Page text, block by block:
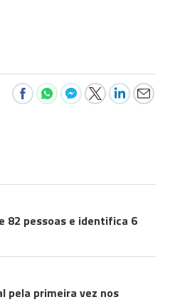
82 pessoas e identifica 6
pela primeira vez nos